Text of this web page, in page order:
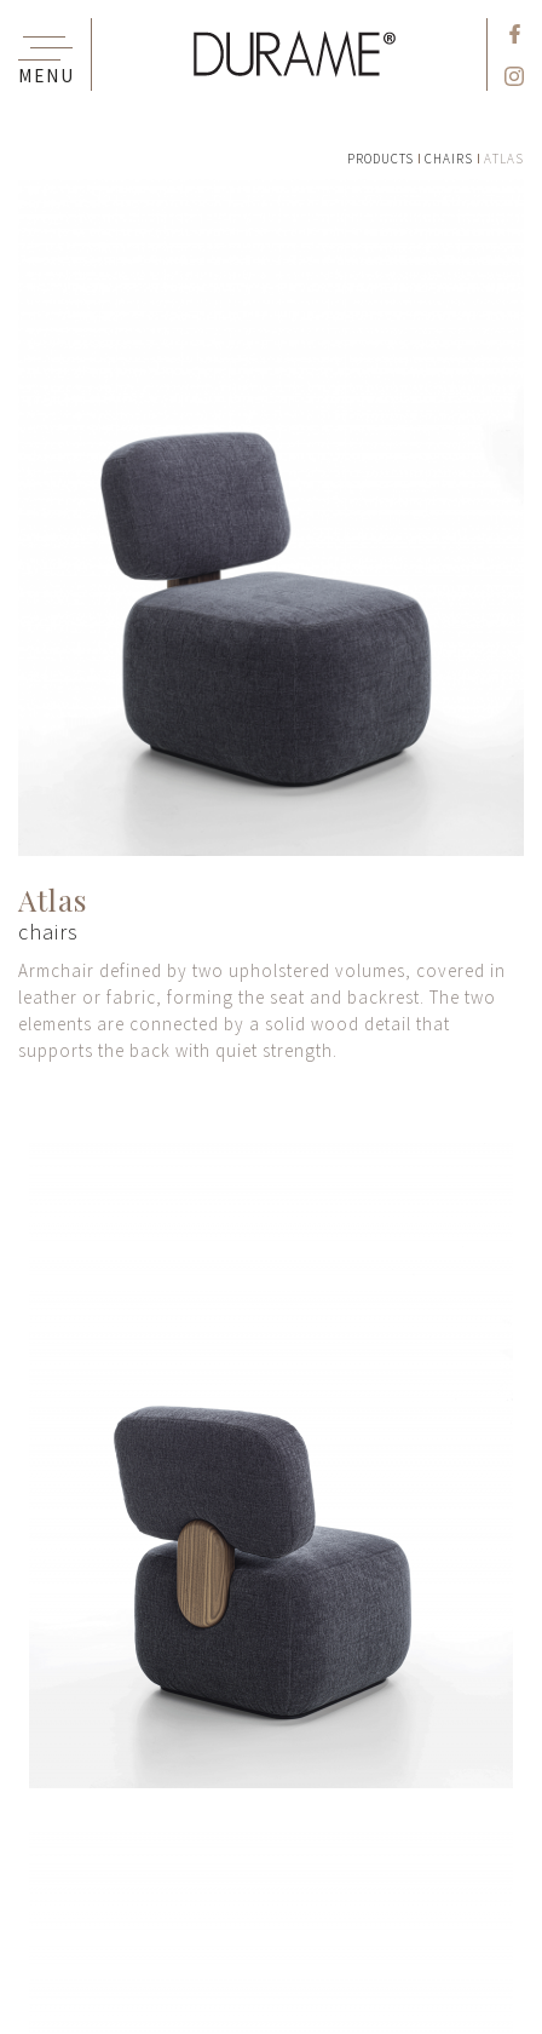
MENU
PRODUCTS CHAIRS ATLAS
Atlas
chairs
Armchair defined by two upholstered volumes, covered in
leather or fabric, forming the seat and backrest. The two
elements are connected by a solid wood detail that
supports the back with quiet strength.